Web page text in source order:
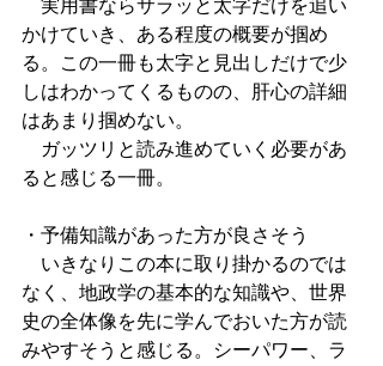
実用書ならサラッと太字だけを追い
かけていき、ある程度の概要が掴め
る。この一冊も太字と見出しだけで少
しはわかってくるものの、肝心の詳細
はあまり掴めない。
ガッツリと読み進めていく必要があ
ると感じる一冊。
・予備知識があった方が良さそう
いきなりこの本に取り掛かるのでは
なく、地政学の基本的な知識や、世界
史の全体像を先に学んでおいた方が読
みやすそうと感じる。シーパワー、ラ